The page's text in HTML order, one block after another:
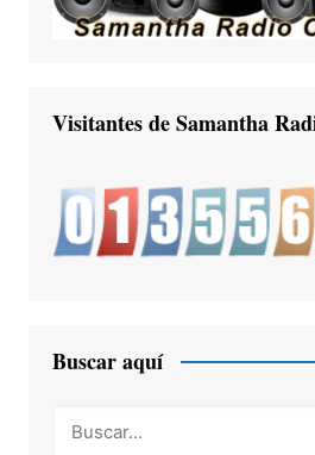
Visitantes de Samantha
Buscar aquí